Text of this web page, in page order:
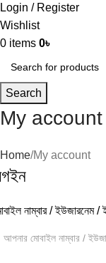
Login / Register
Wishlist
0 items 0৳
Search
My account
Home My account
নাম্বার / ইউজারনেম /